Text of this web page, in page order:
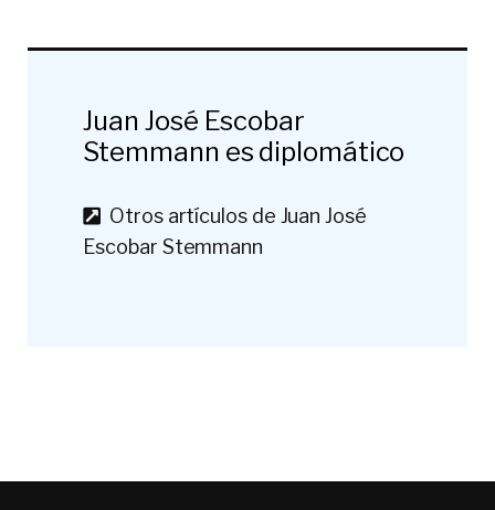
Juan José Escobar
Stemmann es diplomático
Otros artículos de Juan José
Escobar Stemmann